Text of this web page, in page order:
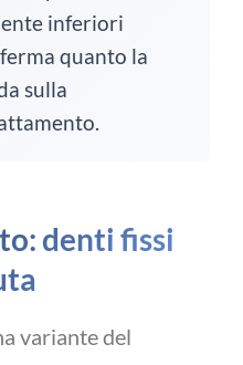
inferiori
quanto la
sulla
denti fissi
variante del